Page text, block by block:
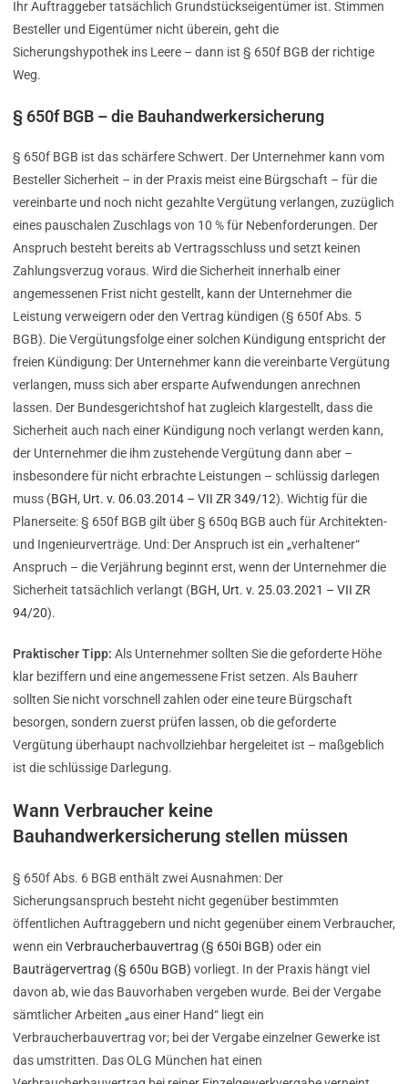
Ihr Auftraggeber tatsächlich Grundstückseigentümer ist. Stimmen
Besteller und Eigentümer nicht überein, geht die
Sicherungshypothek ins Leere – dann ist § 650f BGB der richtige
Weg.
§ 650f BGB – die Bauhandwerkersicherung
§ 650f BGB ist das schärfere Schwert. Der Unternehmer kann vom
Besteller Sicherheit – in der Praxis meist eine Bürgschaft – für die
vereinbarte und noch nicht gezahlte Vergütung verlangen, zuzüglich
eines pauschalen Zuschlags von 10 % für Nebenforderungen. Der
Anspruch besteht bereits ab Vertragsschluss und setzt keinen
Zahlungsverzug voraus. Wird die Sicherheit innerhalb einer
angemessenen Frist nicht gestellt, kann der Unternehmer die
Leistung verweigern oder den Vertrag kündigen (§ 650f Abs. 5
BGB). Die Vergütungsfolge einer solchen Kündigung entspricht der
freien Kündigung: Der Unternehmer kann die vereinbarte Vergütung
verlangen, muss sich aber ersparte Aufwendungen anrechnen
lassen. Der Bundesgerichtshof hat zugleich klargestellt, dass die
Sicherheit auch nach einer Kündigung noch verlangt werden kann,
der Unternehmer die ihm zustehende Vergütung dann aber –
insbesondere für nicht erbrachte Leistungen – schlüssig darlegen
muss (BGH, Urt. v. 06.03.2014 – VII ZR 349/12). Wichtig für die
Planerseite: § 650f BGB gilt über § 650q BGB auch für Architekten-
und Ingenieurverträge. Und: Der Anspruch ist ein „verhaltener“
Anspruch – die Verjährung beginnt erst, wenn der Unternehmer die
Sicherheit tatsächlich verlangt (BGH, Urt. v. 25.03.2021 – VII ZR
94/20).
Praktischer Tipp: Als Unternehmer sollten Sie die geforderte Höhe
klar beziffern und eine angemessene Frist setzen. Als Bauherr
sollten Sie nicht vorschnell zahlen oder eine teure Bürgschaft
besorgen, sondern zuerst prüfen lassen, ob die geforderte
Vergütung überhaupt nachvollziehbar hergeleitet ist – maßgeblich
ist die schlüssige Darlegung.
Wann Verbraucher keine
Bauhandwerkersicherung stellen müssen
§ 650f Abs. 6 BGB enthält zwei Ausnahmen: Der
Sicherungsanspruch besteht nicht gegenüber bestimmten
öffentlichen Auftraggebern und nicht gegenüber einem Verbraucher,
wenn ein Verbraucherbauvertrag (§ 650i BGB) oder ein
Bauträgervertrag (§ 650u BGB) vorliegt. In der Praxis hängt viel
davon ab, wie das Bauvorhaben vergeben wurde. Bei der Vergabe
sämtlicher Arbeiten „aus einer Hand“ liegt ein
Verbraucherbauvertrag vor; bei der Vergabe einzelner Gewerke ist
das umstritten. Das OLG München hat einen